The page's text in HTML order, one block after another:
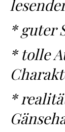
* guter
* tolle
*